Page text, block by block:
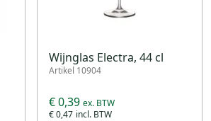
Wijnglas Electra, 44 cl
Artikel 10904
€ 0,47
€ 0,39